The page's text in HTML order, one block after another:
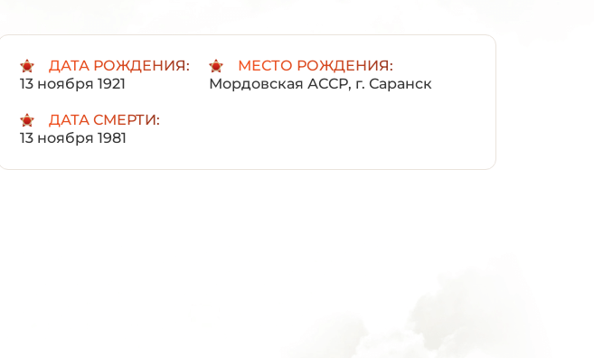
ДАТА РОЖДЕНИЯ:
13 ноября 1921
МЕСТО РОЖДЕНИЯ:
Мордовская АССР, г. Саранск
ДАТА СМЕРТИ:
13 ноября 1981